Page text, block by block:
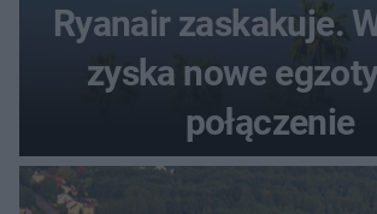
Ryanair zaskakuje.
zyska nowe
połączenie